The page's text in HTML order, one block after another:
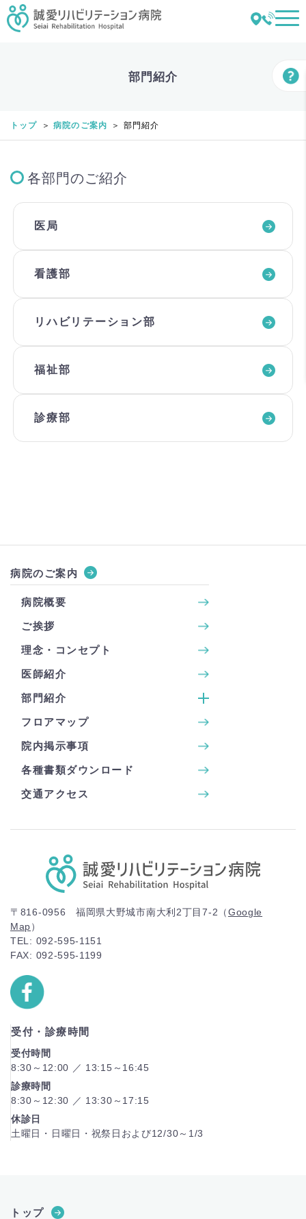
部門紹介
トップ 病院のご案内 部門紹介
各部門のご紹介
医局
看護部
リハビリテーション部
福祉部
診療部
病院のご案内
病院概要
ご挨拶
理念・コンセプト
医師紹介
部門紹介
フロアマップ
院内掲示事項
各種書類ダウンロード
交通アクセス
〒816-0956 福岡県大野城市南大利2丁目7-2（Google
Map）
TEL: 092-595-1151
FAX: 092-595-1199
受付・診療時間
受付時間
8:30～12:00 ／ 13:15～16:45
診療時間
8:30～12:30 ／ 13:30～17:15
休診日
土曜日・日曜日・祝祭日および12/30～1/3
トップ